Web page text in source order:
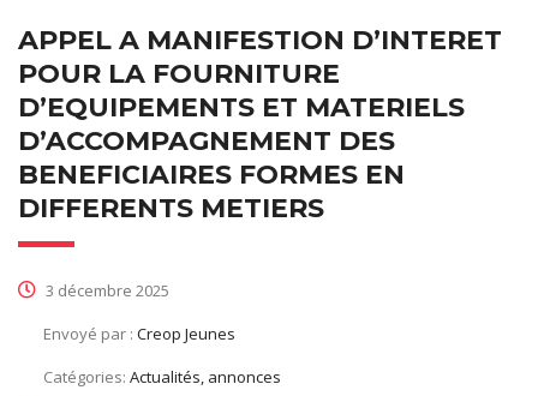
APPEL A MANIFESTION D’INTERET
POUR LA FOURNITURE
D’EQUIPEMENTS ET MATERIELS
D’ACCOMPAGNEMENT DES
BENEFICIAIRES FORMES EN
DIFFERENTS METIERS
3 décembre 2025
Envoyé par : Creop Jeunes
Catégories: Actualités, annonces